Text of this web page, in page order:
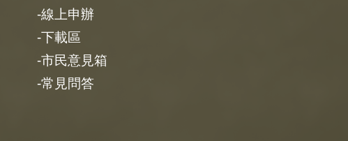
線上申辦
下載區
市民意見箱
常見問答